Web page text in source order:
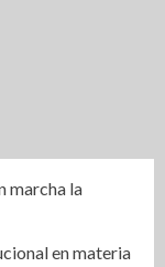
marcha la
en materia